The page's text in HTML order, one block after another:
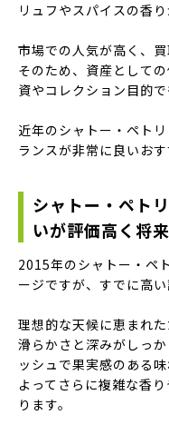
リュフやスパイスの香り
市場での人気が高く、
そのため、資産として
資やコレクション目的で
近年のシャトー・ペト
ランスが非常に良いお
シャトー・ペト
いが評価高く将
2015年のシャトー・ペ
ージですが、すでに高い
理想的な天候に恵まれ
滑らかさと深みがしっ
ッシュで果実感のある
よってさらに複雑な香
ります。